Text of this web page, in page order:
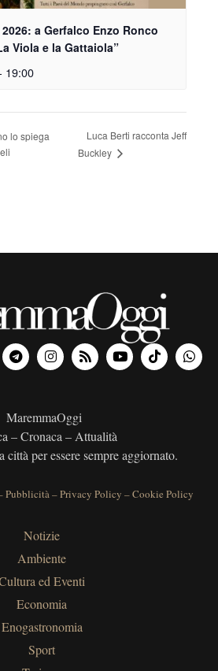
a Gerfalco Enzo Ronco
Viola e la Gattaiola”
19:00
lo spiega
Luca Berti racconta Jeff
Buckley
MaremmaOggi
– Cronaca – Attualità
per essere sempre aggiornato.
Pubblicità–Privacy Policy –Cookie Policy
Notizie
Ambiente
ed Eventi
Economia
Enogastronomia
Sport